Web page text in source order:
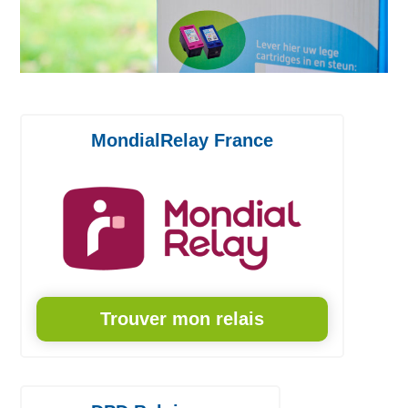
MondialRelay France
Trouver mon relais